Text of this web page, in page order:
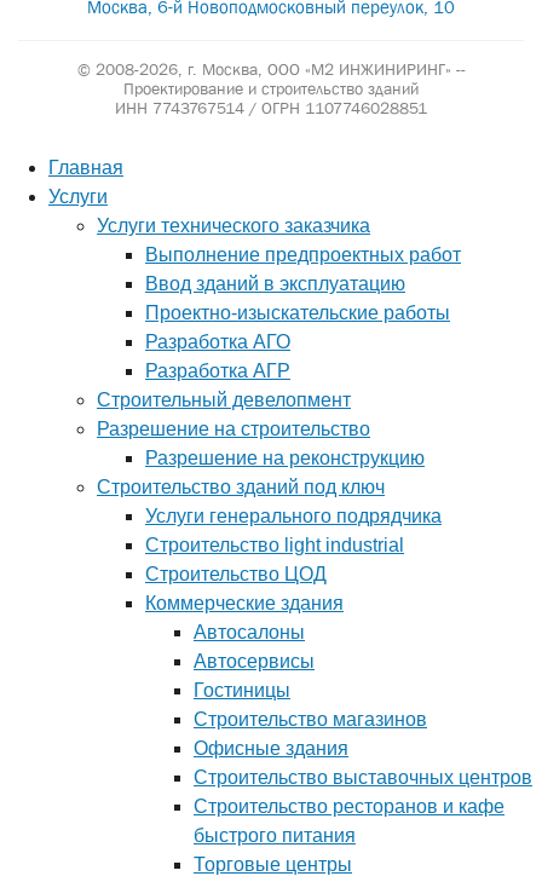
Москва, 6-й Новоподмосковный переулок, 10
© 2008-2026, г. Москва, ООО «М2 ИНЖИНИРИНГ» --
Проектирование и строительство зданий
ИНН 7743767514 / ОГРН 1107746028851
Главная
Услуги
Услуги технического заказчика
Выполнение предпроектных работ
Ввод зданий в эксплуатацию
Проектно-изыскательские работы
Разработка АГО
Разработка АГР
Строительный девелопмент
Разрешение на строительство
Разрешение на реконструкцию
Строительство зданий под ключ
Услуги генерального подрядчика
Строительство light industrial
Строительство ЦОД
Коммерческие здания
Автосалоны
Автосервисы
Гостиницы
Строительство магазинов
Офисные здания
Строительство выставочных центров
Строительство ресторанов и кафе
быстрого питания
Торговые центры